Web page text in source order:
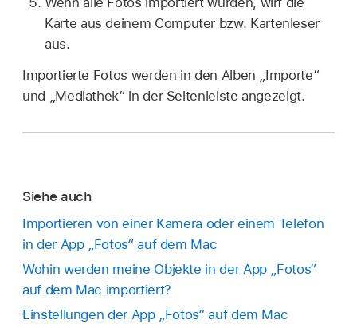
Karte aus deinem Computer bzw. Kartenleser
aus.
Importierte Fotos werden in den Alben „Importe“
und „Mediathek“ in der Seitenleiste angezeigt.
Siehe auch
Importieren von einer Kamera oder einem Telefon
in der App „Fotos“ auf dem Mac
Wohin werden meine Objekte in der App „Fotos“
auf dem Mac importiert?
Einstellungen der App „Fotos“ auf dem Mac